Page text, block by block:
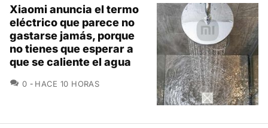
Xiaomi anuncia el termo
eléctrico que parece no
gastarse jamás, porque
no tienes que esperar a
que se caliente el agua
0 COMENTARIOS
HACE 10 HORAS